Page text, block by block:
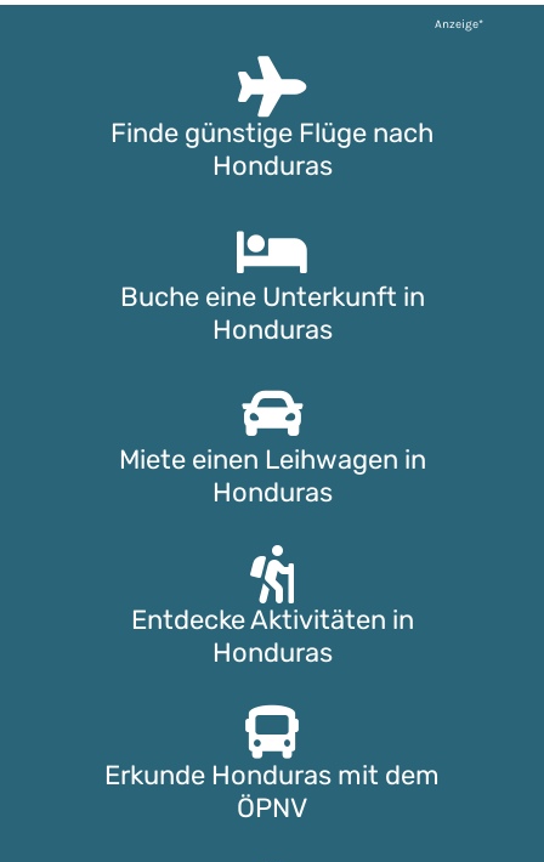
Anzeige*
Finde günstige Flüge nach
Honduras
Buche eine Unterkunft in
Honduras
Miete einen Leihwagen in
Honduras
Entdecke Aktivitäten in
Honduras
Erkunde Honduras mit dem
ÖPNV